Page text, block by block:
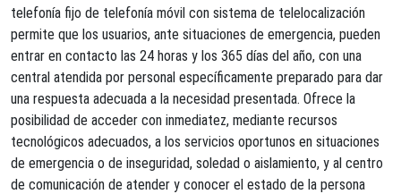
telefonía fijo de telefonía móvil con sistema de telelocalización
permite que los usuarios, ante situaciones de emergencia, pueden
entrar en contacto las 24 horas y los 365 días del año, con una
central atendida por personal específicamente preparado para dar
una respuesta adecuada a la necesidad presentada. Ofrece la
posibilidad de acceder con inmediatez, mediante recursos
tecnológicos adecuados, a los servicios oportunos en situaciones
de emergencia o de inseguridad, soledad o aislamiento, y al centro
de comunicación de atender y conocer el estado de la persona